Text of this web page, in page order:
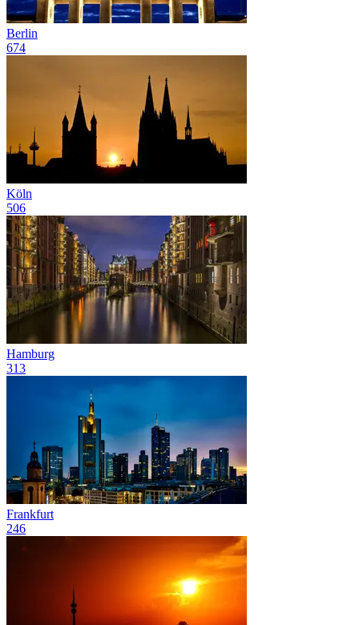
Berlin
674
Köln
506
Hamburg
313
Frankfurt
246